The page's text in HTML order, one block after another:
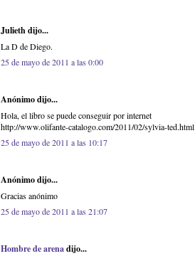
Julieth dijo...
La D de Diego.
25 de mayo de 2011 a las 0:00
Anónimo dijo...
Hola, el libro se puede conseguir por internet
http://www.olifante-catalogo.com/2011/02/sylvia-ted.html
25 de mayo de 2011 a las 10:17
Anónimo dijo...
Gracias anónimo
25 de mayo de 2011 a las 21:07
Hombre de arenadijo...